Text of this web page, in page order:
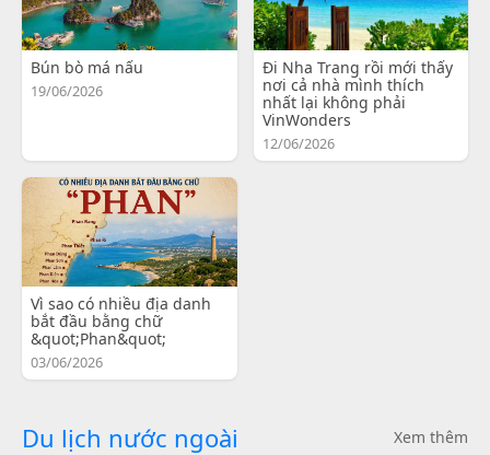
Bún bò má nấu
19/06/2026
Đi Nha Trang rồi mới thấy
nơi cả nhà mình thích
nhất lại không phải
VinWonders
12/06/2026
Vì sao có nhiều địa danh
bắt đầu bằng chữ
&quot;Phan&quot;
03/06/2026
Du lịch nước ngoài Xem thêm